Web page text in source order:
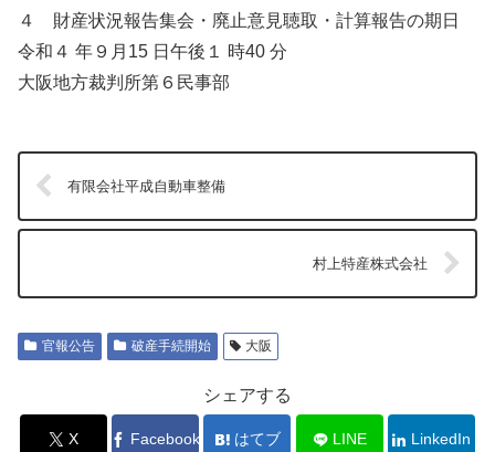
４ 財産状況報告集会・廃止意見聴取・計算報告の期日
令和４ 年９月15 日午後１ 時40 分
大阪地方裁判所第６民事部
有限会社平成自動車整備
村上特産株式会社
官報公告 破産手続開始 大阪
シェアする
X Facebook はてブ LINE LinkedIn